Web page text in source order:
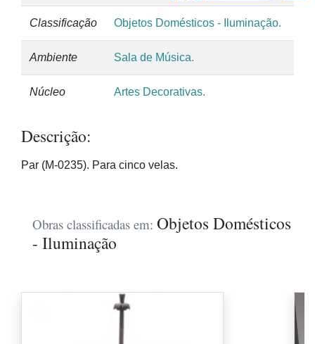
Classificação Objetos Domésticos - Iluminação.
Ambiente Sala de Música.
Núcleo Artes Decorativas.
Descrição:
Par (M-0235). Para cinco velas.
Obras classificadas em: Objetos Domésticos
- Iluminação